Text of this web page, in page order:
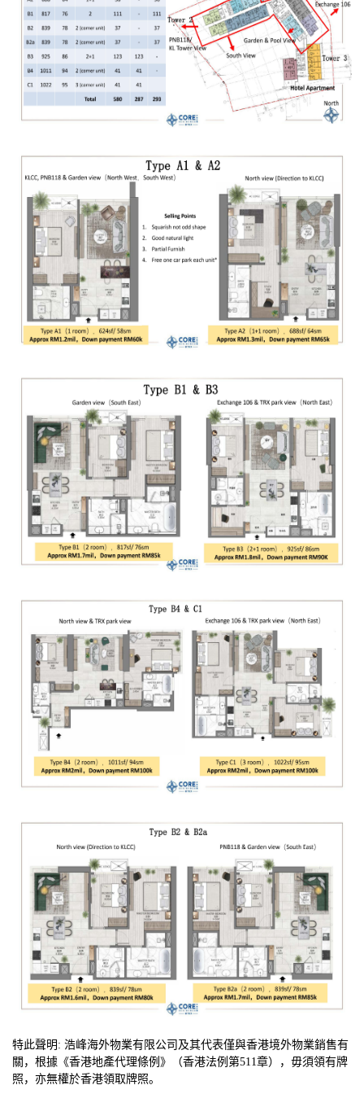
特此聲明: 浩峰海外物業有限公司 及其代表僅與香港境外物業銷售有
關，根據《香港地產代理條例》（香港法例第511章），毋須領有牌
照，亦無權於香港領取牌照。